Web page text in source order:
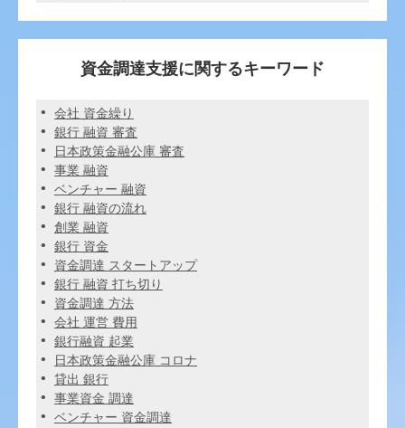
資金調達支援に関するキーワード
会社 資金繰り
銀行 融資 審査
日本政策金融公庫 審査
事業 融資
ベンチャー 融資
銀行 融資の流れ
創業 融資
銀行 資金
資金調達 スタートアップ
銀行 融資 打ち切り
資金調達 方法
会社 運営 費用
銀行融資 起業
日本政策金融公庫 コロナ
貸出 銀行
事業資金 調達
ベンチャー 資金調達